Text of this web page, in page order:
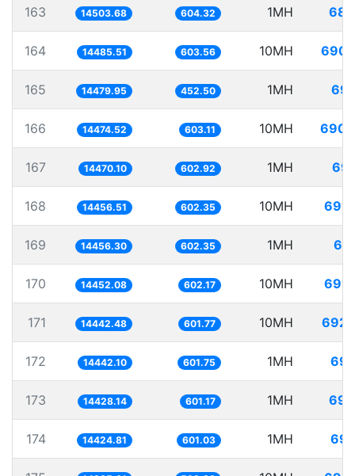
163 14503.68 604.32 1MH
164 14485.51 603.56 10MH
165 14479.95 452.50 1MH
166 14474.52 603.11 10MH
167 14470.10 602.92 1MH
168 14456.51 602.35 10MH
169 14456.30 602.35 1MH
170 14452.08 602.17 10MH
171 14442.48 601.77 10MH
172 14442.10 601.75 1MH
173 14428.14 601.17 1MH
174 14424.81 601.03 1MH